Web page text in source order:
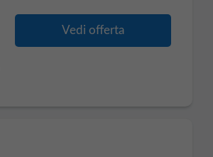
Vedi offerta